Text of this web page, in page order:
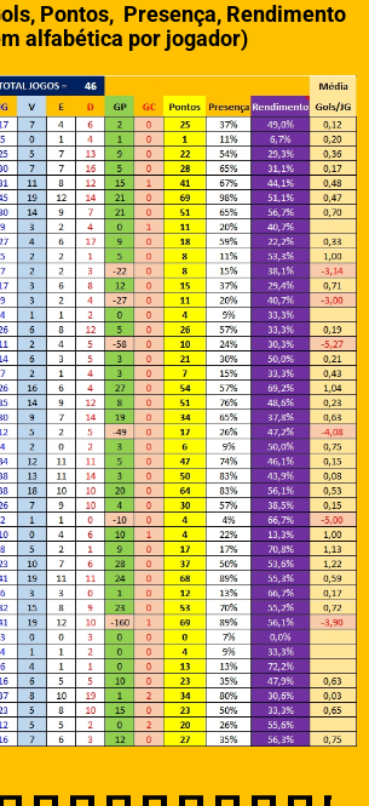
Pontos, Presença, Rendimento
alfabética por jogador)